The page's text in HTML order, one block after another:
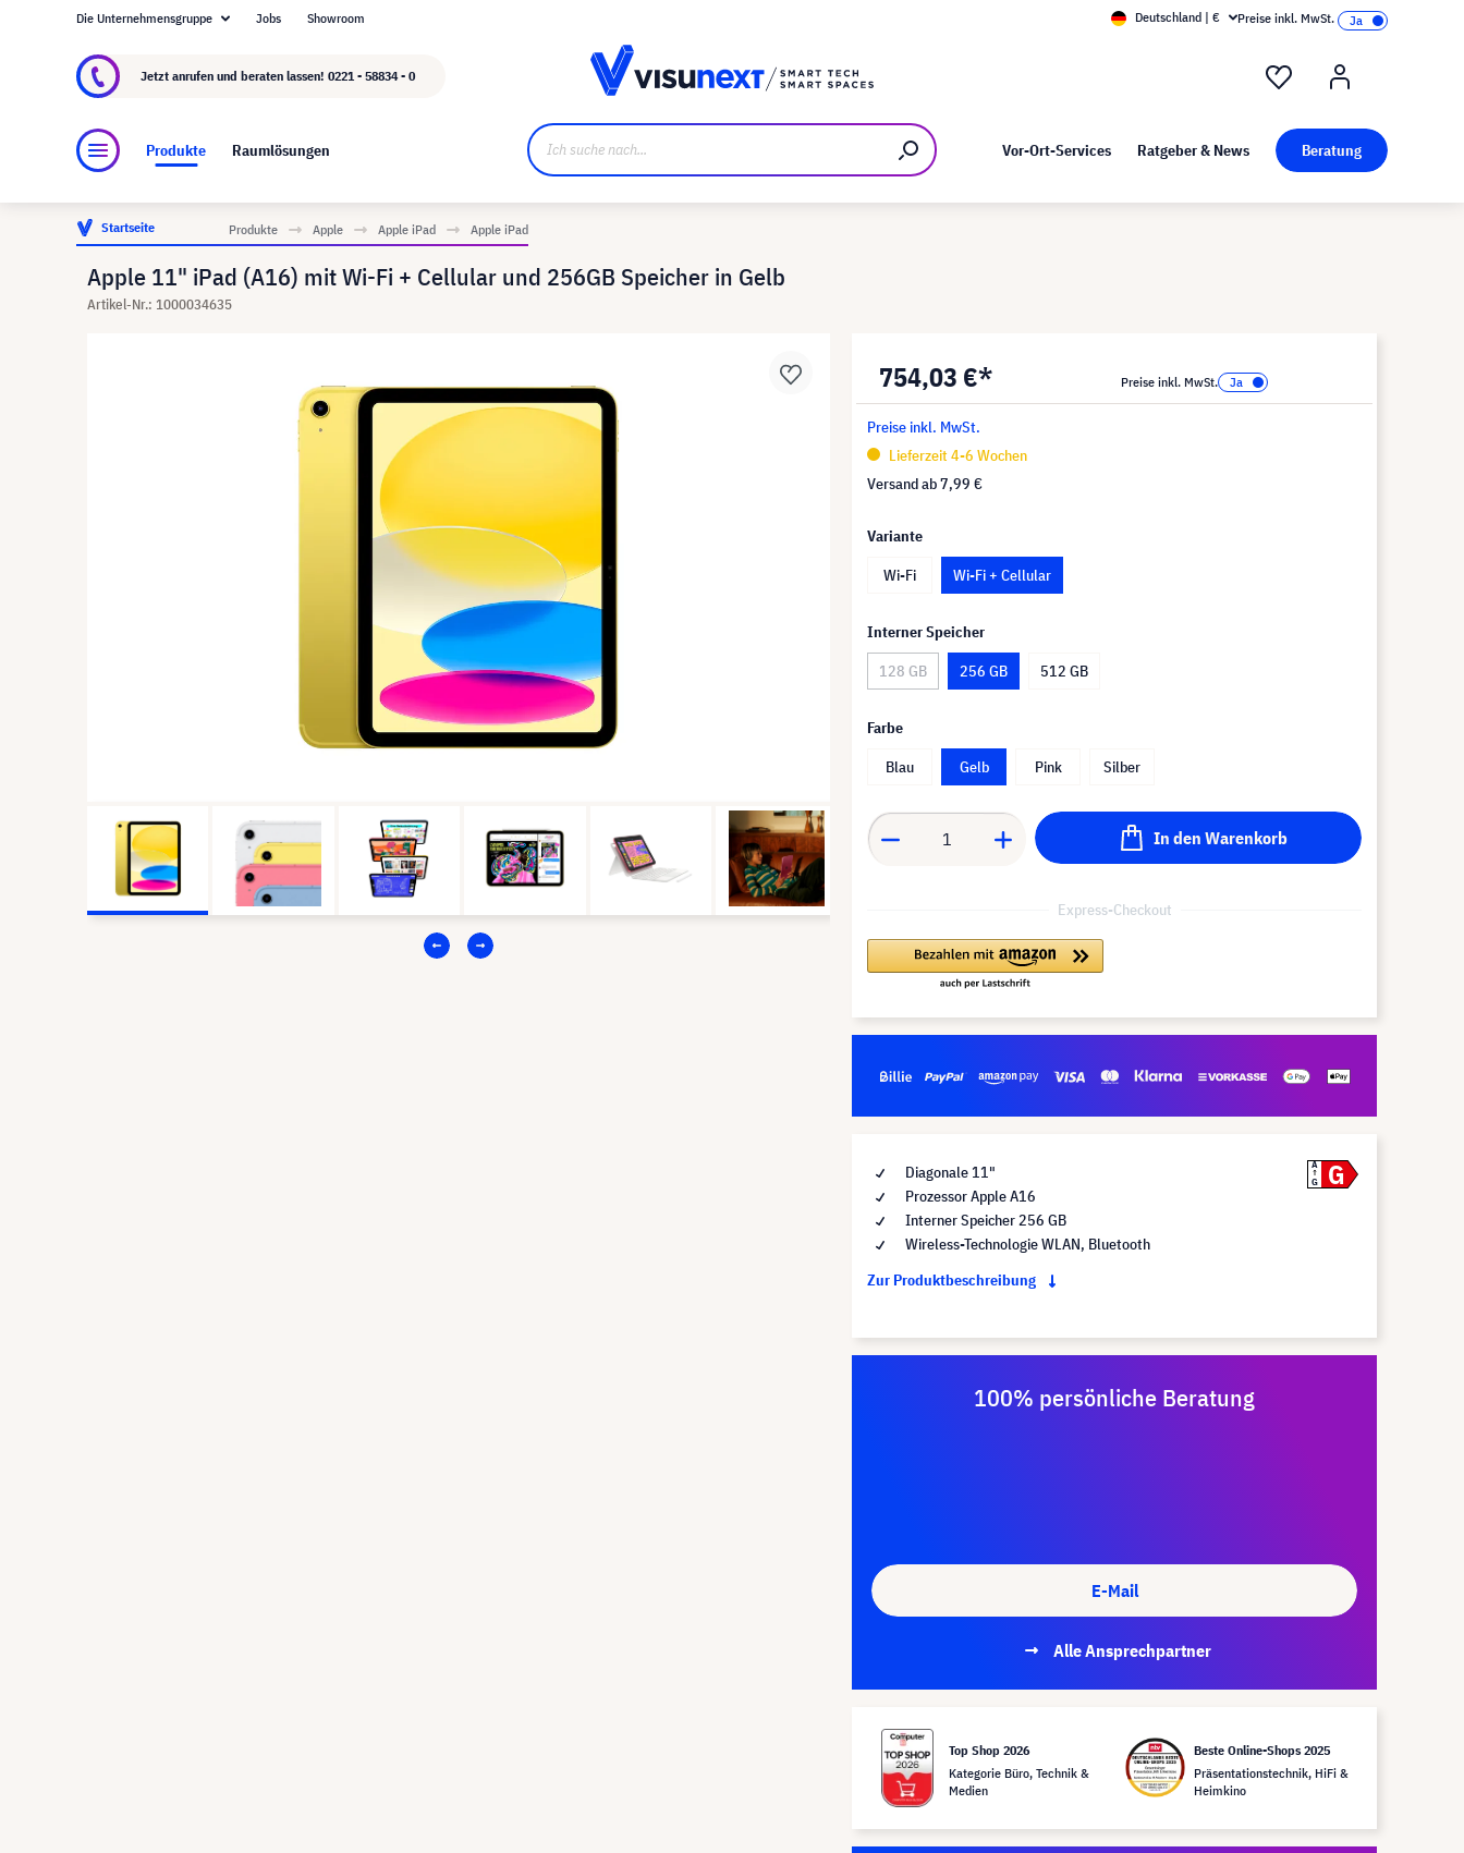
Über visunext.de Kunst bei visunext
Die Unternehmensgruppe Jobs Showroom Deutschland | € Preise inkl. MwSt.
Jetzt anrufen und beraten lassen! 0221 - 58834 - 0
Produkte Raumlösungen Vor-Ort-Services Ratgeber & News Beratung
Startseite Produkte Apple Apple iPad Apple iPad
Apple 11" iPad (A16) mit Wi-Fi + Cellular und 256GB Speicher in Gelb
Artikel-Nr.: 1000034635
754,03 €* Preise inkl. MwSt.
Preise inkl. MwSt.
Lieferzeit 4-6 Wochen
Versand ab7,99 €
Variante
Wi-Fi
Wi-Fi + Cellular
Interner Speicher
128 GB
256 GB 512 GB
Farbe
Blau
Gelb Pink Silber
In den Warenkorb
Express-Checkout
Diagonale 11"
Prozessor Apple A16
Interner Speicher 256 GB
Wireless-Technologie WLAN, Bluetooth
Zur Produktbeschreibung
A
G
G
100% persönliche Beratung
E-Mail
Alle Ansprechpartner
Top Shop 2026
Kategorie Büro, Technik &
Medien
Beste Online-Shops 2025
Präsentationstechnik, HiFi &
Heimkino